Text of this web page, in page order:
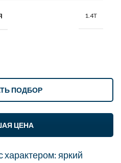
1.4T
ЦЕНА
ПОДБОР
характером: яркий